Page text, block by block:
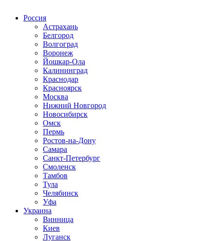
Россия
Астрахань
Белгород
Волгоград
Воронеж
Йошкар-Ола
Калининград
Краснодар
Красноярск
Москва
Нижний Новгород
Новосибирск
Омск
Пермь
Ростов-на-Дону
Самара
Санкт-Петербург
Смоленск
Тамбов
Тула
Челябинск
Уфа
Украина
Винница
Киев
Луганск